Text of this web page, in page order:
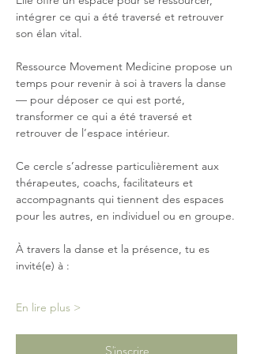
intégrer ce qui a été traversé et retrouver
son élan vital.
Ressource Movement Medicine propose un
temps pour revenir à soi à travers la danse
— pour déposer ce qui est porté,
transformer ce qui a été traversé et
retrouver de l’espace intérieur.
Ce cercle s’adresse particulièrement aux
thérapeutes, coachs, facilitateurs et
accompagnants qui tiennent des espaces
pour les autres, en individuel ou en groupe.
À travers la danse et la présence, tu es
invité(e) à :
En lire plus >